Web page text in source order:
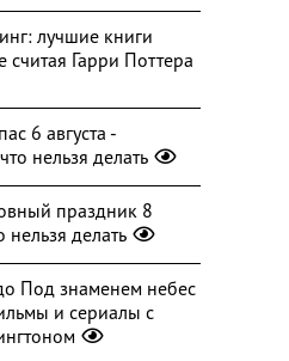
лучшие книги
считая Гарри Поттера
6 августа -
нельзя делать
праздник 8
нельзя делать
Под знаменем небес
и сериалы с